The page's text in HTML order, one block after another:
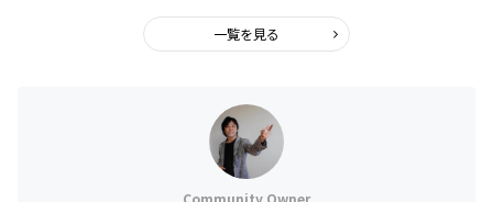
一覧を見る